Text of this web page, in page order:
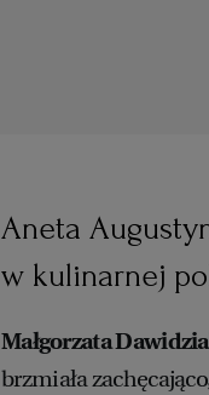
Aneta
w kulinarnej
Małgorzata
brzmiała